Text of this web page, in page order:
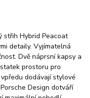
střih Hybrid Peacoat
detaily. Vyjímatelná
Dvě náprsní kapsy a
prostoru pro
dodávají stylové
Design dotváří